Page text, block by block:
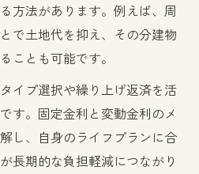
方法があります。例えば、周
で土地代を抑え、その分建物
ことも可能です。
イプ選択や繰り上げ返済を活
す。固定金利と変動金利のメ
し、自身のライフプランに合
長期的な負担軽減につながり